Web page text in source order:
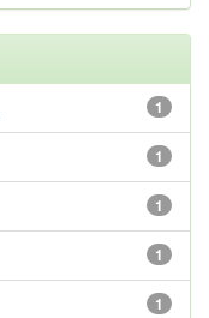
1
1
1
1
1